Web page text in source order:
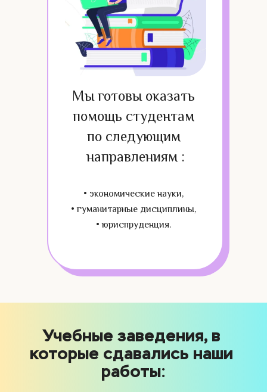
Мы готовы оказать
помощь студентам
по следующим
направлениям :
• экономические науки,
• гуманитарные дисциплины,
• юриспруденция.
Учебные заведения, в
которые сдавались наши
работы: